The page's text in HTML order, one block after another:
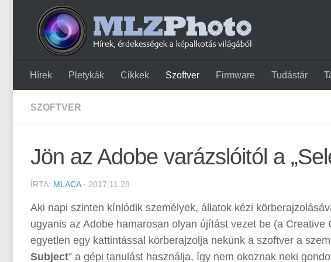
Hírek Pletykák Cikkek Szoftver Firmware Tudástár
SZOFTVER
Jön az Adobe varázslóitól a
ÍRTA: MLACA· 2017.11.28
Aki napi szinten kínlódik személyek, állatok kézi
ugyanis az Adobe hamarosan olyan újítást vezet be (a Creative
egyetlen egy kattintással körberajzolja nekünk a szoftver a
Subject” a gépi tanulást használja, így nem okoznak neki